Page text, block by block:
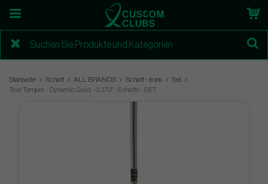
Startseite Schaft ALL BRANDS Schaft - Irons
Set
True Temper - Dynamic Gold - 0.370" - 6 shafts - SET